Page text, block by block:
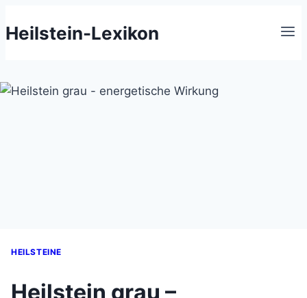
Inhalt
Heilstein-Lexikon
HEILSTEINE
Heilstein grau –